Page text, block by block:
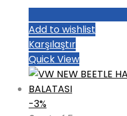
Add to wishlist
Karşılaştır
Quick View
-3%